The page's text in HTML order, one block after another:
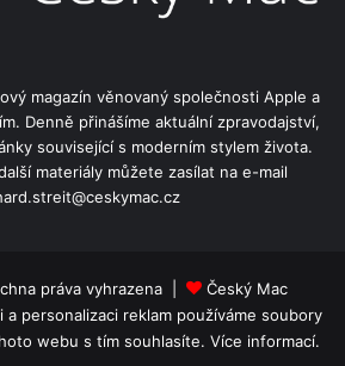
magazín věnovaný společnosti Apple a
Denně přinášíme aktuální zpravodajství,
související s moderním stylem života.
materiály můžete zasílat na e-mail
práva vyhrazena |
Český Mac
a personalizaci reklam používáme soubory
webu s tím souhlasíte. Více informací.